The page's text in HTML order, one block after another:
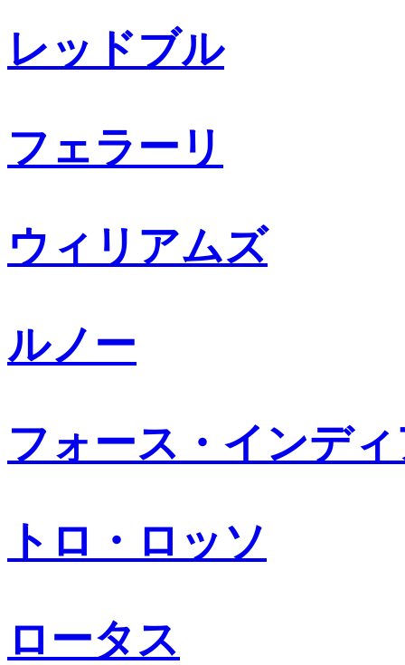
レッドブル
フェラーリ
ウィリアムズ
ルノー
フォース・インデ
トロ・ロッソ
ロータス